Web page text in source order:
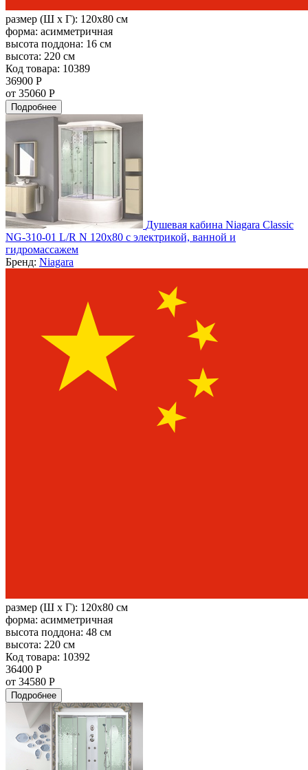
размер (Ш х Г): 120x80 см
форма: асимметричная
высота поддона: 16 см
высота: 220 см
Код товара: 10389
36900 Р
от 35060 Р
Подробнее
Душевая кабина Niagara Classic
NG-310-01 L/R N 120х80 с электрикой, ванной и
гидромассажем
Бренд: Niagara
размер (Ш х Г): 120x80 см
форма: асимметричная
высота поддона: 48 см
высота: 220 см
Код товара: 10392
36400 Р
от 34580 Р
Подробнее